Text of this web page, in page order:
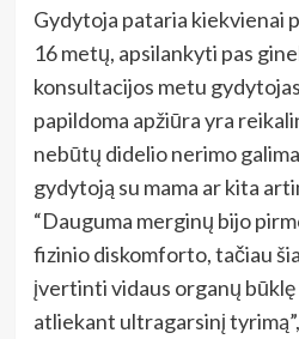
Gydytoja pataria kiekvienai
16 metų, apsilankyti pas
konsultacijos metu
papildoma apžiūra yra
nebūtų didelio nerimo
gydytoją su mama ar kita
“Dauguma merginų bijo
fizinio diskomforto, tačiau
įvertinti vidaus organų būklę
atliekant ultragarsinį